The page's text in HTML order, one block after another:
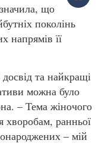
що
поколінь
напрямів її
та найкращі
можна було
– Тема жіночого
хворобам, ранньої
– мій